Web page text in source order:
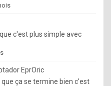
n
c'est plus simple avec
EprOric
ça se termine bien c'est